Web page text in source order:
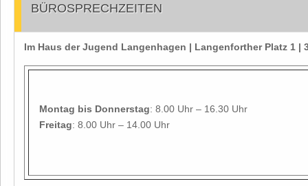
BÜROSPRECHZEITEN
Im Haus der Jugend Langenhagen | Langenforther Platz 1 |
Montag bis Donnerstag: 8.00 Uhr – 16.30 Uhr
Freitag: 8.00 Uhr – 14.00 Uhr